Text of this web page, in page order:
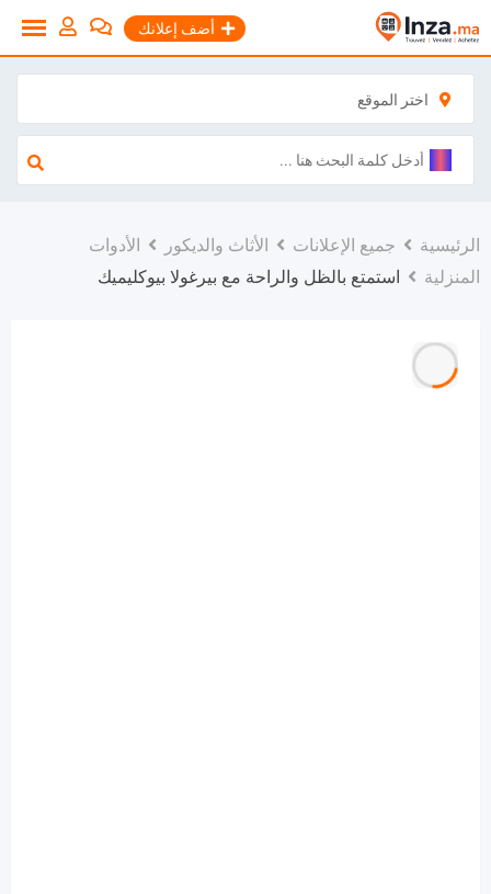
إلى
المحتوى
أضف إعلانك
اختر الموقع
الرئيسية جميع الإعلانات الأثاث والديكور
الأدوات
المنزلية
استمتع بالظل والراحة مع بيرغولا بيوكليميك